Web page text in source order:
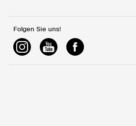
Folgen Sie uns!